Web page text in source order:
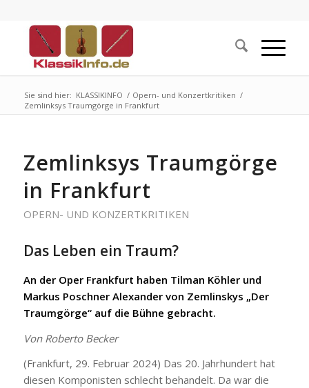
Sie sind hier: KLASSIKINFO / Opern- und Konzertkritiken /
Zemlinksys Traumgörge in Frankfurt
Zemlinksys Traumgörge
in Frankfurt
OPERN- UND KONZERTKRITIKEN
Das Leben ein Traum?
An der Oper Frankfurt haben Tilman Köhler und
Markus Poschner Alexander von Zemlinskys „Der
Traumgörge“ auf die Bühne gebracht.
Von Roberto Becker
(Frankfurt, 29. Februar 2024) Das 20. Jahrhundert hat
diesen Komponisten schlecht behandelt. Da war die